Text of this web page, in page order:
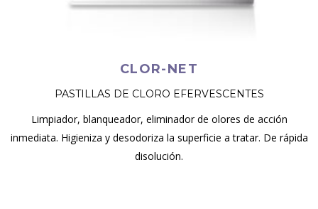
CLOR-NET
PASTILLAS DE CLORO EFERVESCENTES
Limpiador, blanqueador, eliminador de olores de acción
inmediata. Higieniza y desodoriza la superficie a tratar. De rápida
disolución.